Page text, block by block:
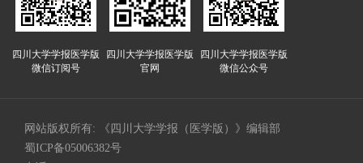
四川大学学报医学版
微信订阅号
四川大学学报医学版
官网
四川大学学报医学版
微信公众号
网站版权所有: 《四川大学学报（医学版）》编辑部
蜀ICP备05006382号